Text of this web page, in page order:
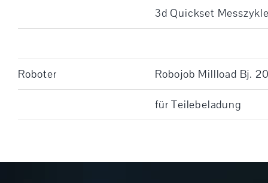
3d Quickset
Roboter Robojob Millload Bj.
für Teilebeladung